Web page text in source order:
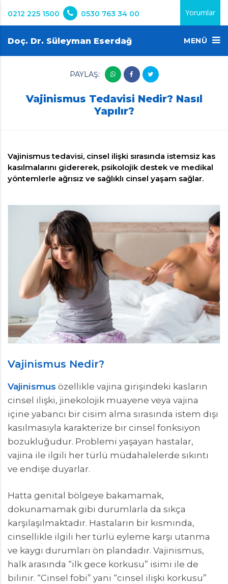
0212 225 1500 0530 763 34 00 Yorumlar
Doç. Dr. Süleyman Eserdağ MENÜ
PAYLAŞ:
Vajinismus Tedavisi Nedir? Nasıl
Yapılır?
Vajinismus tedavisi, cinsel ilişki sırasında istemsiz kas
kasılmalarını gidererek, psikolojik destek ve medikal
yöntemlerle ağrısız ve sağlıklı cinsel yaşam sağlar.
Vajinismus Nedir?
Vajinismus özellikle vajina girişindeki kasların
cinsel ilişki, jinekolojik muayene veya vajina
içine yabancı bir cisim alma sırasında istem dışı
kasılmasıyla karakterize bir cinsel fonksiyon
bozukluğudur. Problemi yaşayan hastalar,
vajina ile ilgili her türlü müdahalelerde sıkıntı
ve endişe duyarlar.
Hatta genital bölgeye bakamamak,
dokunamamak gibi durumlarla da sıkça
karşılaşılmaktadır. Hastaların bir kısmında,
cinsellikle ilgili her türlü eyleme karşı utanma
ve kaygı durumları ön plandadır. Vajinismus,
halk arasında “ilk gece korkusu” isimi ile de
bilinir. “Cinsel fobi” yani “cinsel ilişki korkusu”